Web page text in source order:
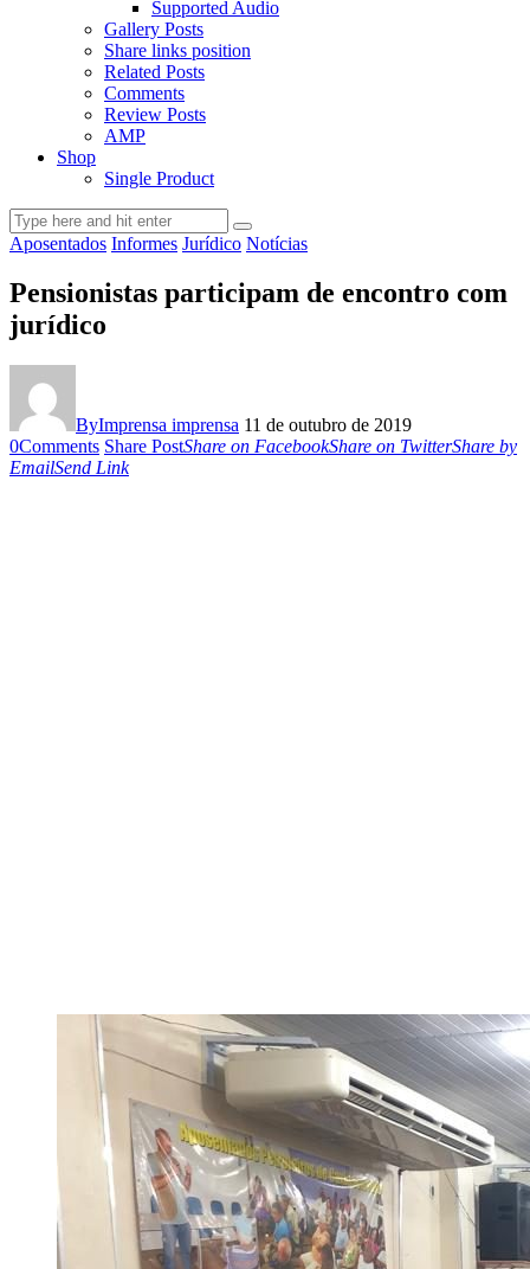
Supported Audio
Gallery Posts
Share links position
Related Posts
Comments
Review Posts
AMP
Shop
Single Product
Aposentados Informes Jurídico Notícias
Pensionistas participam de encontro com
jurídico
ByImprensa imprensa 11 de outubro de 2019
0Comments Share PostShare on FacebookShare on TwitterShare by
EmailSend Link